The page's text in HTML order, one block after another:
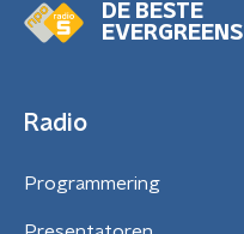
DE BESTE
EVERGREENS
Radio
Programmering